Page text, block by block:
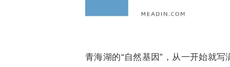
青海湖的“自然基因”，从一开始就